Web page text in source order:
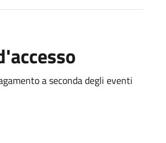
a seconda degli eventi